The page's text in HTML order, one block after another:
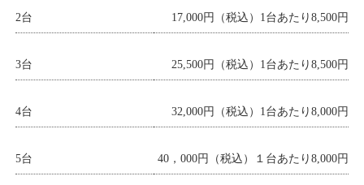
2台 17,000円（税込）1台あたり8,500円
3台 25,500円（税込）1台あたり8,500円
4台 32,000円（税込）1台あたり8,000円
5台 40，000円（税込）１台あたり8,000円